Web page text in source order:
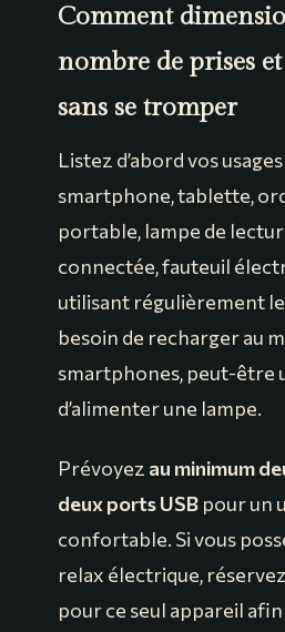
Comment
nombre de prises
sans se tromper
Listez d’abord vos
smartphone, tablette,
portable, lampe de
connectée, fauteuil
utilisant régulièrement le
besoin de recharger au
smartphones, peut-être
d’alimenter une lampe.
Prévoyez au minimum
deux ports USB pour un
confortable. Si vous
relax électrique,
pour ce seul appareil